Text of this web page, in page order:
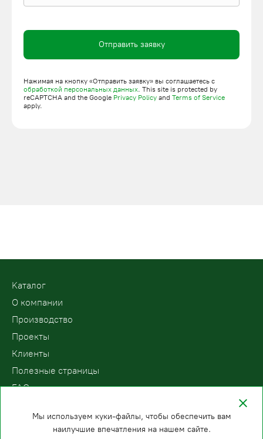
Отправить заявку
Нажимая на кнопку «Отправить заявку» вы соглашаетесь с
обработкой персональных данных. This site is protected by
reCAPTCHA and the Google Privacy Policy and Terms of Service
apply.
Kаталог
О компании
Производство
Проекты
Клиенты
Полезные страницы
FAQ
Мы используем куки-файлы, чтобы обеспечить вам
наилучшие впечатления на нашем сайте.